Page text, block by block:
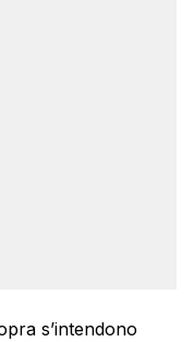
s’intendono